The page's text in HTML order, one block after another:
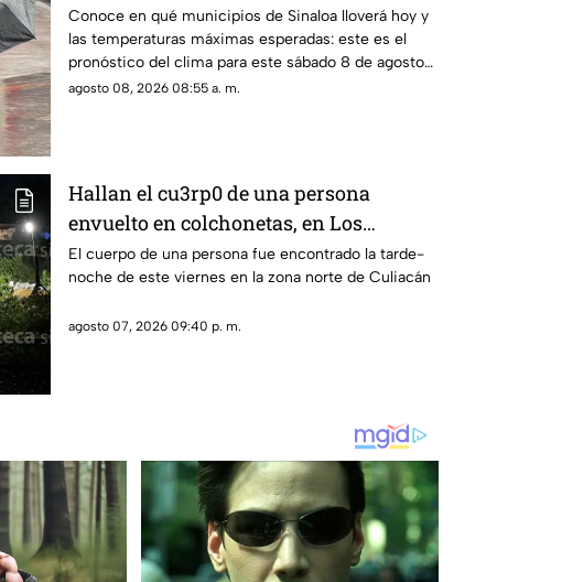
municipios de Sinaloa
Conoce en qué municipios de Sinaloa lloverá hoy y
las temperaturas máximas esperadas: este es el
pronóstico del clima para este sábado 8 de agosto
de 2026
agosto 08, 2026 08:55 a. m.
Hallan el cu3rp0 de una persona
envuelto en colchonetas, en Los
Cerritos, Culiacán
El cuerpo de una persona fue encontrado la tarde-
noche de este viernes en la zona norte de Culiacán
agosto 07, 2026 09:40 p. m.